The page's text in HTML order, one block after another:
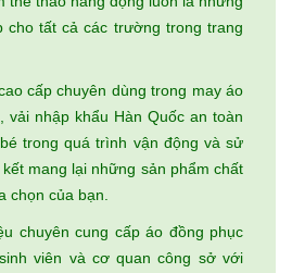
cho tất cả các trường trong trang
cấp chuyên dùng trong may áo
vải nhập khẩu Hàn Quốc an toàn
trong quá trình vận động và sử
mang lại những sản phẩm chất
chọn của bạn.
chuyên cung cấp áo đồng phục
viên và cơ quan công sở với